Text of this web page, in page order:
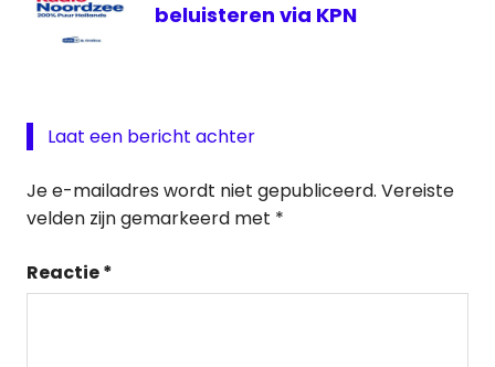
beluisteren via KPN
Laat een bericht achter
Je e-mailadres wordt niet gepubliceerd. Vereiste
velden zijn gemarkeerd met *
Reactie*